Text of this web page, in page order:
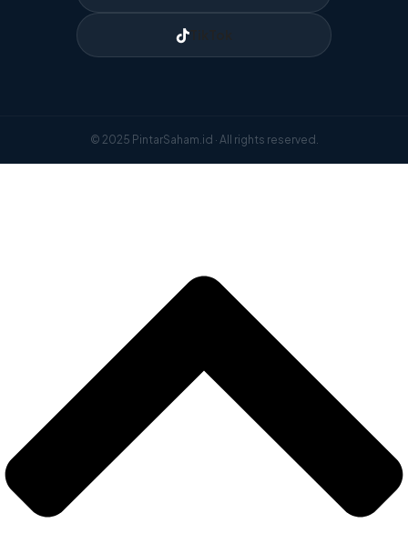
TikTok
© 2025 PintarSaham.id · All rights reserved.